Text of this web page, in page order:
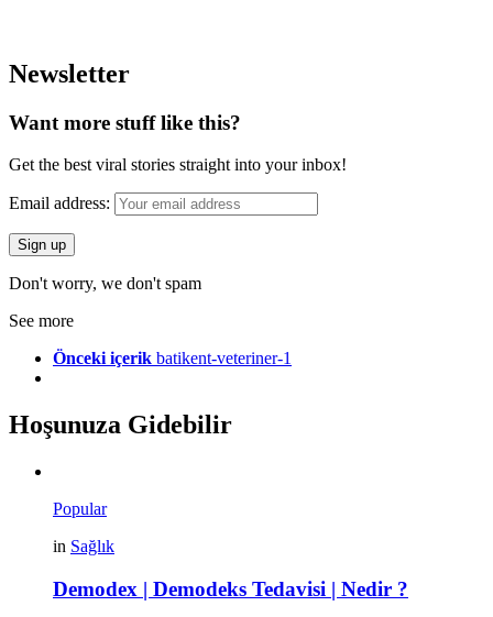
Newsletter
Want more stuff like this?
Get the best viral stories straight into your inbox!
Email address:
Don't worry, we don't spam
See more
Önceki içerik batikent-veteriner-1
Hoşunuza Gidebilir
Popular
in Sağlık
Demodex | Demodeks Tedavisi | Nedir ?